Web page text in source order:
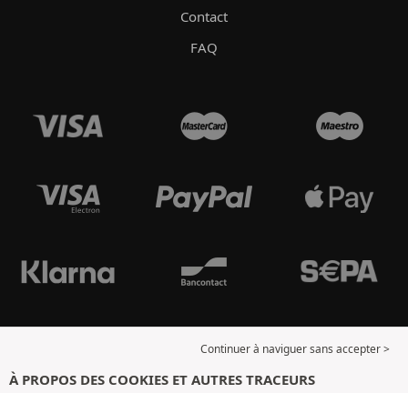
Contact
FAQ
Continuer à naviguer sans accepter >
À PROPOS DES COOKIES ET AUTRES TRACEURS